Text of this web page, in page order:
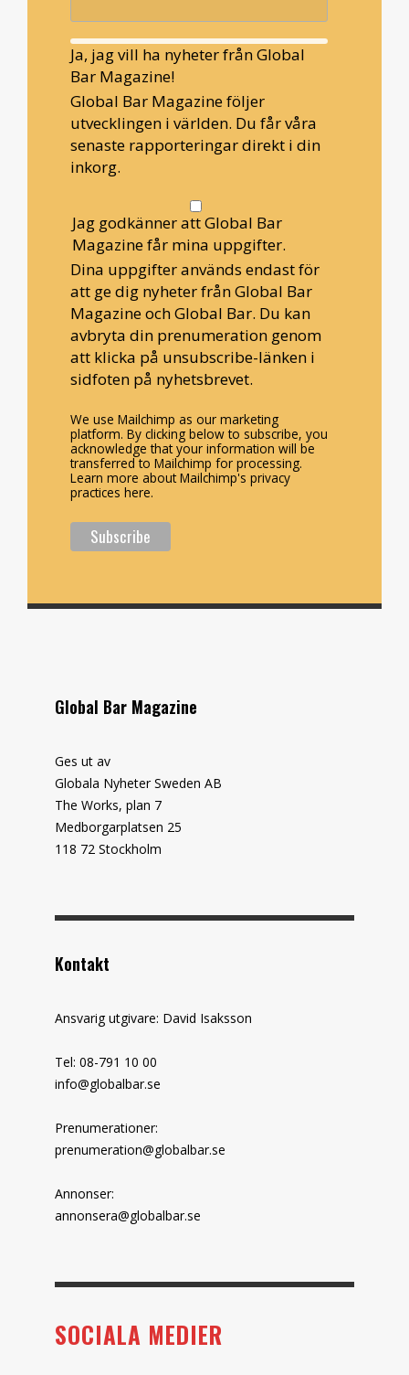
Ja, jag vill ha nyheter från Global
Bar Magazine!
Global Bar Magazine följer
utvecklingen i världen. Du får våra
senaste rapporteringar direkt i din
inkorg.
Jag godkänner att Global Bar
Magazine får mina uppgifter.
Dina uppgifter används endast för
att ge dig nyheter från Global Bar
Magazine och Global Bar. Du kan
avbryta din prenumeration genom
att klicka på unsubscribe-länken i
sidfoten på nyhetsbrevet.
We use Mailchimp as our marketing
platform. By clicking below to subscribe, you
acknowledge that your information will be
transferred to Mailchimp for processing.
Learn more about Mailchimp's privacy
practices here.
Global Bar Magazine
Ges ut av
Globala Nyheter Sweden AB
The Works, plan 7
Medborgarplatsen 25
118 72 Stockholm
Kontakt
Ansvarig utgivare: David Isaksson
Tel: 08-791 10 00
info@globalbar.se
Prenumerationer:
prenumeration@globalbar.se
Annonser:
annonsera@globalbar.se
SOCIALA MEDIER